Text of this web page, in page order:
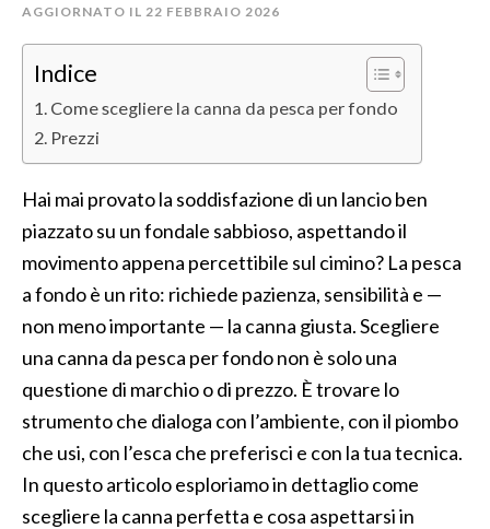
AGGIORNATO IL 22 FEBBRAIO 2026
Indice
Come scegliere la canna da pesca per fondo
Prezzi
Hai mai provato la soddisfazione di un lancio ben
piazzato su un fondale sabbioso, aspettando il
movimento appena percettibile sul cimino? La pesca
a fondo è un rito: richiede pazienza, sensibilità e —
non meno importante — la canna giusta. Scegliere
una canna da pesca per fondo non è solo una
questione di marchio o di prezzo. È trovare lo
strumento che dialoga con l’ambiente, con il piombo
che usi, con l’esca che preferisci e con la tua tecnica.
In questo articolo esploriamo in dettaglio come
scegliere la canna perfetta e cosa aspettarsi in